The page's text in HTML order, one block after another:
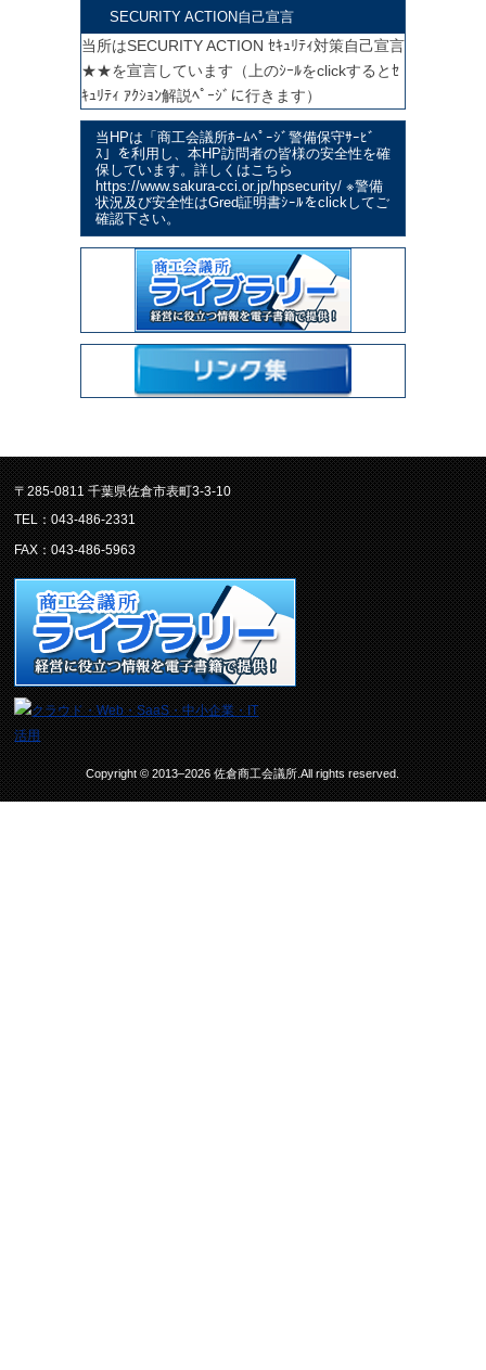
SECURITY ACTION自己宣言
当所はSECURITY ACTION ｾｷｭﾘﾃｨ対策自己宣言
★★を宣言しています（上のｼｰﾙをclickするとｾ
ｷｭﾘﾃｨ ｱｸｼｮﾝ解説ﾍﾟｰｼﾞに行きます）
当HPは「商工会議所ﾎｰﾑﾍﾟｰｼﾞ警備保守ｻｰﾋﾞ
ｽ」を利用し、本HP訪問者の皆様の安全性を確
保しています。詳しくはこちら
https://www.sakura-cci.or.jp/hpsecurity/ ※警備
状況及び安全性はGred証明書ｼｰﾙをclickしてご
確認下さい。
〒285-0811 千葉県佐倉市表町3-3-10
TEL：043-486-2331
FAX：043-486-5963
Copyright © 2013–2026 佐倉商工会議所.All rights reserved.